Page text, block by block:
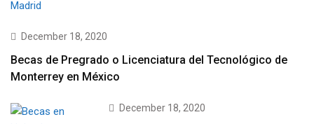
December 18, 2020
Becas de Pregrado o Licenciatura del Tecnológico de
Monterrey en México
December 18, 2020